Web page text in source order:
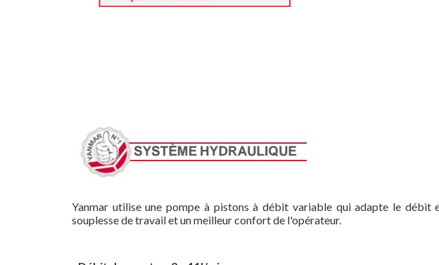
Yanmar utilise une pompe à pistons à débit variable qui adapte le débit
souplesse de travail et un meilleur confort de l'opérateur.